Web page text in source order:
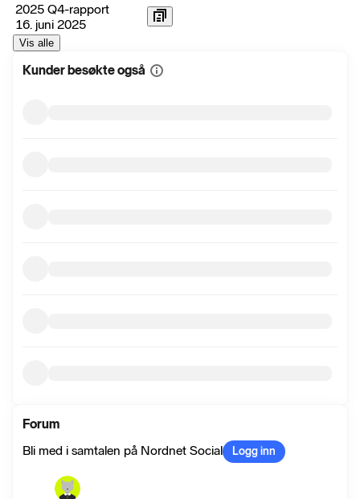
2025 Q4-rapport
16. juni 2025
Vis alle
Kunder besøkte også Vis
Forum
Bli med i samtalen på Nordnet Social
Logg inn